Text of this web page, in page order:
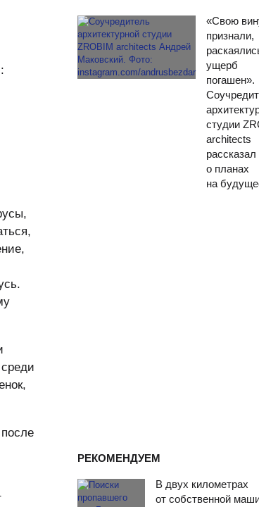
«Свою
признали,
ущерб
погашен».
студии
architects
рассказал
о планах
на
РЕКОМЕНДУЕМ
В двух километрах
от собственной